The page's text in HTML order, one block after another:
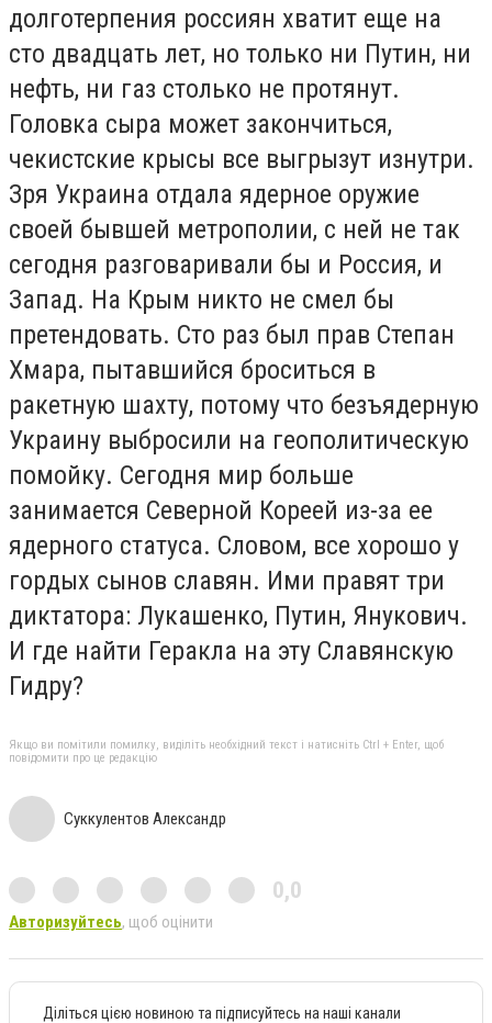
долготерпения россиян хватит еще на
сто двадцать лет, но только ни Путин, ни
нефть, ни газ столько не протянут.
Головка сыра может закончиться,
чекистские крысы все выгрызут изнутри.
Зря Украина отдала ядерное оружие
своей бывшей метрополии, с ней не так
сегодня разговаривали бы и Россия, и
Запад. На Крым никто не смел бы
претендовать. Сто раз был прав Степан
Хмара, пытавшийся броситься в
ракетную шахту, потому что безъядерную
Украину выбросили на геополитическую
помойку. Сегодня мир больше
занимается Северной Кореей из-за ее
ядерного статуса. Словом, все хорошо у
гордых сынов славян. Ими правят три
диктатора: Лукашенко, Путин, Янукович.
И где найти Геракла на эту Славянскую
Гидру?
Якщо ви помітили помилку, виділіть необхідний текст і натисніть Ctrl + Enter, щоб
повідомити про це редакцію
Суккулентов Александр
0,0
Авторизуйтесь, щоб оцінити
Діліться цією новиною та підписуйтесь на наші канали